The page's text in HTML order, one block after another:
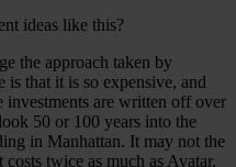
ideas like this?
the approach taken by
that it is so expensive, and
investments are written off over
50 or 100 years into the
in Manhattan. It may not the
twice as much as Avatar,